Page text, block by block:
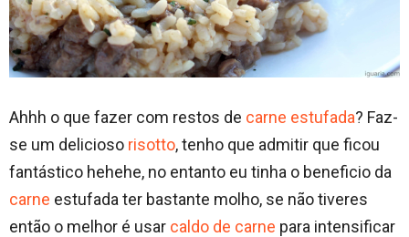
Ahhh o que fazer com restos de carne estufada? Faz-
se um delicioso risotto, tenho que admitir que ficou
fantástico hehehe, no entanto eu tinha o beneficio da
carne estufada ter bastante molho, se não tiveres
então o melhor é usar caldo de carne para intensificar